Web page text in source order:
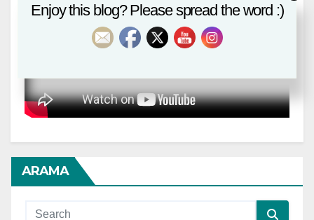
ARAMA
Enjoy this blog? Please spread the word :)